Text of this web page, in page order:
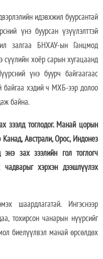
идэвхжил буурсантай
үнэ буурсан үзүүлэлттэй
залгаа БНХАУ-ын Ганцмод
сүүлийн хоёр сарын хугацаанд
үнэ буурч байгаагаас
байгаа хэдий ч МХБ-ээр долоо
байна.
зээлд тоглодог. Манай цорын
Австрали, Орос, Индонез
энэ зах зээлийн гол тоглогч
хэрхэн дээшлүүлэх
шаардлагатай. Ингэснээр
тохирсон чанарын нүүрсийг
биелүүлвэл манай өрсөлдөх